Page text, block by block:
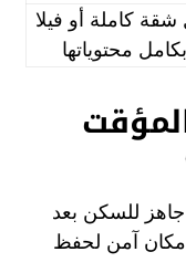
شقة كاملة أو فيلا
بكامل محتوياتها
جاهز للسكن بعد
مكان آمن لحفظ